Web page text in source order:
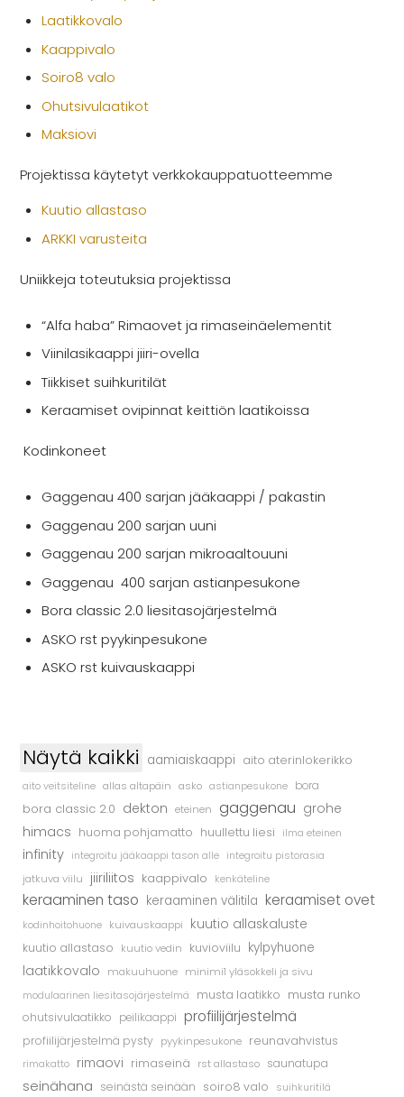
Laatikkovalo
Kaappivalo
Soiro8 valo
Ohutsivulaatikot
Maksiovi
Projektissa käytetyt verkkokauppatuotteemme
Kuutio allastaso
ARKKI varusteita
Uniikkeja toteutuksia projektissa
“Alfa haba” Rimaovet ja rimaseinäelementit
Viinilasikaappi jiiri-ovella
Tiikkiset suihkuritilät
Keraamiset ovipinnat keittiön laatikoissa
Kodinkoneet
Gaggenau 400 sarjan jääkaappi / pakastin
Gaggenau 200 sarjan uuni
Gaggenau 200 sarjan mikroaaltouuni
Gaggenau 400 sarjan astianpesukone
Bora classic 2.0 liesitasojärjestelmä
ASKO rst pyykinpesukone
ASKO rst kuivauskaappi
Näytä kaikki aamiaiskaappi aito aterinlokerikko
aito veitsiteline allas altapäin asko astianpesukone bora
bora classic 2.0 dekton eteinen gaggenau grohe
himacs huoma pohjamatto huullettu liesi ilma eteinen
infinity integroitu jääkaappi tason alle integroitu pistorasia
jatkuva viilu
jiiriliitos kaappivalo kenkäteline
keraaminen taso keraaminen välitila keraamiset ovet
kodinhoitohuone kuivauskaappi kuutio allaskaluste
kuutio allastaso kuutio vedin kuvioviilu kylpyhuone
laatikkovalo
makuuhuone minimi1 yläsokkeli ja sivu
modulaarinen liesitasojärjestelmä
musta laatikko musta runko
ohutsivulaatikko peilikaappi profiilijärjestelmä
profiilijärjestelmä pysty pyykinpesukone reunavahvistus
rimakatto rimaovi rimaseinä rst allastaso saunatupa
seinähana seinästä seinään soiro8 valo suihkuritilä